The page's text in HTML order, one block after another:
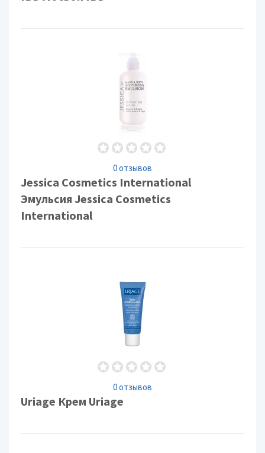
0 отзывов
Jessica Cosmetics International
Эмульсия Jessica Cosmetics
International
0 отзывов
Uriage Крем Uriage